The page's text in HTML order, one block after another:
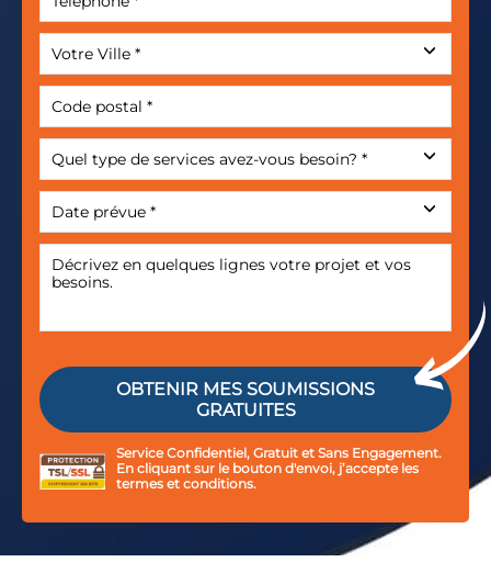
Service Confidentiel, Gratuit et Sans Engagement.
En cliquant sur le bouton d'envoi, j’accepte les
termes et conditions.